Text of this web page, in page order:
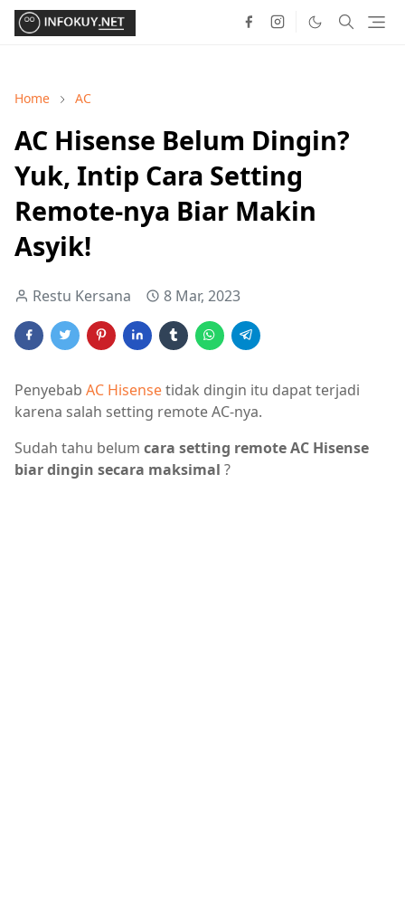
Home AC
AC Hisense Belum Dingin?
Yuk, Intip Cara Setting
Remote-nya Biar Makin
Asyik!
Restu Kersana 8 Mar, 2023
Penyebab AC Hisensetidak dingin itu dapat terjadi
karena salah setting remote AC-nya.
Sudah tahu belum cara setting remote AC Hisense
biar dingin secara maksimal ?